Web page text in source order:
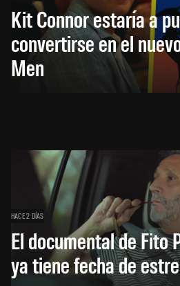
Kit Connor estaría a
convertirse en el
Men
HACE 2 DÍAS
El documental de Fito
ya tiene fecha de